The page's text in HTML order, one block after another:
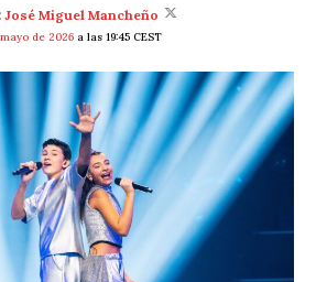
José Miguel Mancheño
de 2026 a las 19:45 CEST